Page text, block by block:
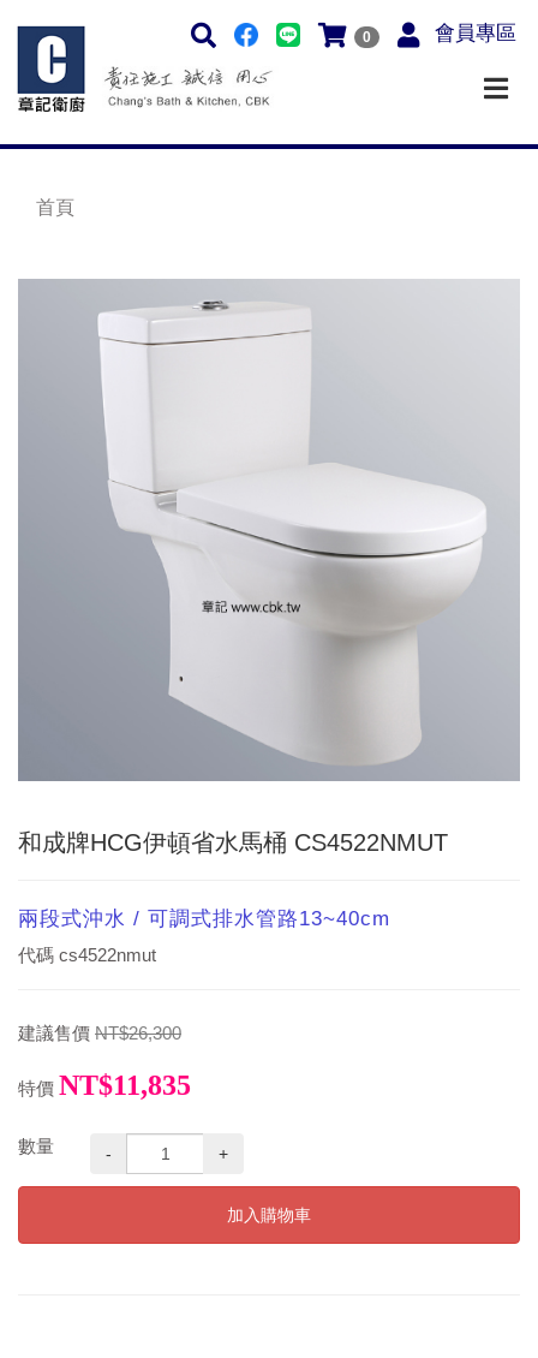
0 會員專區
首頁
和成牌HCG伊頓省水馬桶 CS4522NMUT
兩段式沖水 / 可調式排水管路13~40cm
代碼 cs4522nmut
建議售價 NT$26,300
特價 NT$11,835
數量 - +
加入購物車